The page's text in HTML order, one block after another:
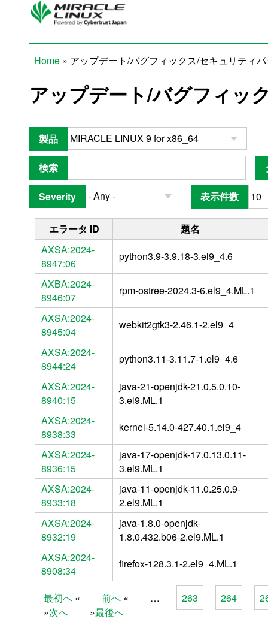
Skip to main content
Home » アップデート/バグフィックス/セキュリティ
アップデート/バグフィッ
製品
検索
Severity 表示件数
エラータ ID
題名
AXSA:2024-
8947:06
python3.9-3.9.18-3.el9_4.6
AXBA:2024-
8946:07
rpm-ostree-2024.3-6.el9_4.ML.1
AXSA:2024-
8945:04
webkit2gtk3-2.46.1-2.el9_4
AXSA:2024-
8944:24
python3.11-3.11.7-1.el9_4.6
AXSA:2024-
8940:15
java-21-openjdk-21.0.5.0.10-
3.el9.ML.1
AXSA:2024-
8938:33
kernel-5.14.0-427.40.1.el9_4
AXSA:2024-
8936:15
java-17-openjdk-17.0.13.0.11-
3.el9.ML.1
AXSA:2024-
8933:18
java-11-openjdk-11.0.25.0.9-
2.el9.ML.1
AXSA:2024-
8932:19
java-1.8.0-openjdk-
1.8.0.432.b06-2.el9.ML.1
AXSA:2024-
8908:34
firefox-128.3.1-2.el9_4.ML.1
Pages
最初へ 前へ … 263 264
次へ
最後へ